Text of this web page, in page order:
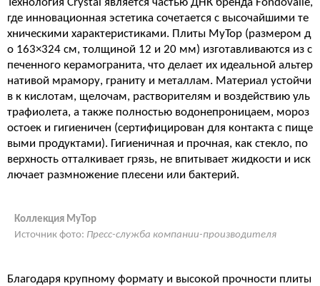
Технология Crystal является частью ДНК бренда Fondovalle,
где инновационная эстетика сочетается с высочайшими те
хническими характеристиками. Плиты MyTop (размером д
о 163×324 см, толщиной 12 и 20 мм) изготавливаются из с
печенного керамогранита, что делает их идеальной альтер
нативой мрамору, граниту и металлам. Материал устойчи
в к кислотам, щелочам, растворителям и воздействию уль
трафиолета, а также полностью водонепроницаем, мороз
остоек и гигиеничен (сертифицирован для контакта с пище
выми продуктами). Гигиеничная и прочная, как стекло, по
верхность отталкивает грязь, не впитывает жидкости и иск
лючает размножение плесени или бактерий.
Коллекция MyTop
Источник фото: Пресс-служба компании-производителя
Благодаря крупному формату и высокой прочности плиты